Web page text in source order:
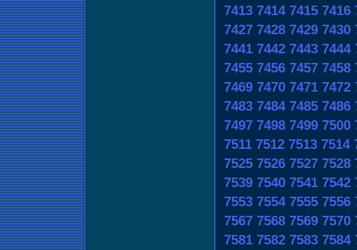
7413 7414 7415 7416
7427 7428 7429 7430
7441 7442 7443 7444
7455 7456 7457 7458
7469 7470 7471 7472
7483 7484 7485 7486
7497 7498 7499 7500
7511 7512 7513 7514
7525 7526 7527 7528
7539 7540 7541 7542
7553 7554 7555 7556
7567 7568 7569 7570
7581 7582 7583 7584